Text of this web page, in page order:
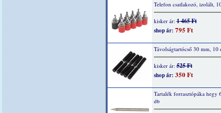
Telefon csatlakozó, izolált,
kisker ár:1 465 Ft
shop ár: 795 Ft
Távolságtartócső 30 mm, 10
kisker ár:525 Ft
shop ár: 350 Ft
Tartalék forrasztópáka hegy
db